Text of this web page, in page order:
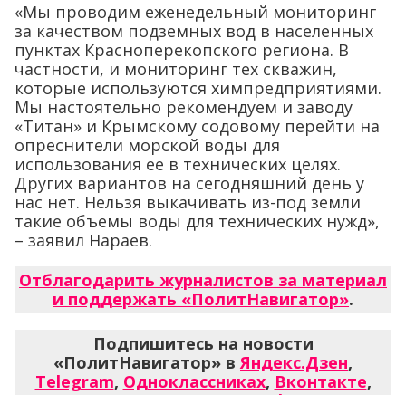
«Мы проводим еженедельный мониторинг
за качеством подземных вод в населенных
пунктах Красноперекопского региона. В
частности, и мониторинг тех скважин,
которые используются химпредприятиями.
Мы настоятельно рекомендуем и заводу
«Титан» и Крымскому содовому перейти на
опреснители морской воды для
использования ее в технических целях.
Других вариантов на сегодняшний день у
нас нет. Нельзя выкачивать из-под земли
такие объемы воды для технических нужд»,
– заявил Нараев.
Отблагодарить журналистов за материал
и поддержать «ПолитНавигатор».
Подпишитесь на новости
«ПолитНавигатор» вЯндекс.Дзен,
Telegram, Одноклассниках, Вконтакте,